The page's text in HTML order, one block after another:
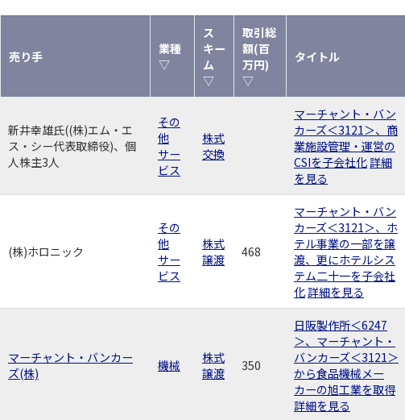
売り手
業種
▽
ス
キー
ム
▽
取引総
額(百
万円)
▽
タイトル
新井幸雄氏((株)エム・エ
ス・シー代表取締役)、個
人株主3人
その
他
サー
ビス
株式
交換
マーチャント・バン
カーズ＜3121＞、商
業施設管理・運営の
CSIを子会社化詳細
を見る
(株)ホロニック
その
他
サー
ビス
株式
譲渡
468
マーチャント・バン
カーズ＜3121＞、ホ
テル事業の一部を譲
渡、更にホテルシス
テム二十一を子会社
化詳細を見る
マーチャント・バンカー
ズ(株)
機械
株式
譲渡
350
日阪製作所＜6247
＞、マーチャント・
バンカーズ＜3121＞
から食品機械メー
カーの旭工業を取得
詳細を見る